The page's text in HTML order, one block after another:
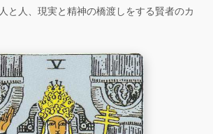
と人、現実と精神の橋渡しをする賢者のカ